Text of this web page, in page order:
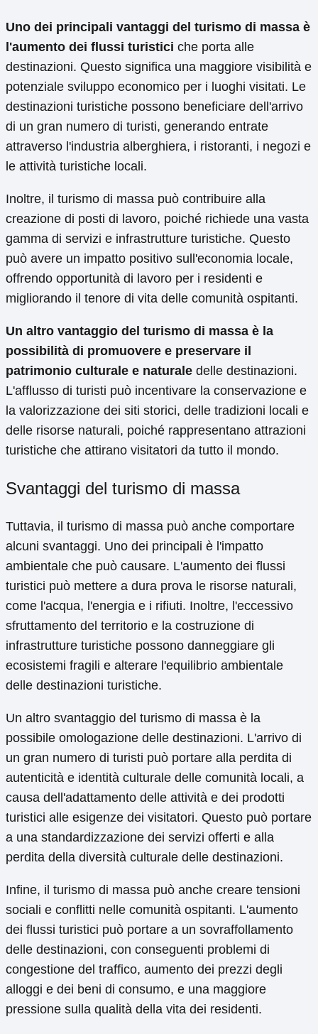
Uno dei principali vantaggi del turismo di massa è
l'aumento dei flussi turistici che porta alle
destinazioni. Questo significa una maggiore visibilità e
potenziale sviluppo economico per i luoghi visitati. Le
destinazioni turistiche possono beneficiare dell'arrivo
di un gran numero di turisti, generando entrate
attraverso l'industria alberghiera, i ristoranti, i negozi e
le attività turistiche locali.
Inoltre, il turismo di massa può contribuire alla
creazione di posti di lavoro, poiché richiede una vasta
gamma di servizi e infrastrutture turistiche. Questo
può avere un impatto positivo sull'economia locale,
offrendo opportunità di lavoro per i residenti e
migliorando il tenore di vita delle comunità ospitanti.
Un altro vantaggio del turismo di massa è la
possibilità di promuovere e preservare il
patrimonio culturale e naturale delle destinazioni.
L'afflusso di turisti può incentivare la conservazione e
la valorizzazione dei siti storici, delle tradizioni locali e
delle risorse naturali, poiché rappresentano attrazioni
turistiche che attirano visitatori da tutto il mondo.
Svantaggi del turismo di massa
Tuttavia, il turismo di massa può anche comportare
alcuni svantaggi. Uno dei principali è l'impatto
ambientale che può causare. L'aumento dei flussi
turistici può mettere a dura prova le risorse naturali,
come l'acqua, l'energia e i rifiuti. Inoltre, l'eccessivo
sfruttamento del territorio e la costruzione di
infrastrutture turistiche possono danneggiare gli
ecosistemi fragili e alterare l'equilibrio ambientale
delle destinazioni turistiche.
Un altro svantaggio del turismo di massa è la
possibile omologazione delle destinazioni. L'arrivo di
un gran numero di turisti può portare alla perdita di
autenticità e identità culturale delle comunità locali, a
causa dell'adattamento delle attività e dei prodotti
turistici alle esigenze dei visitatori. Questo può portare
a una standardizzazione dei servizi offerti e alla
perdita della diversità culturale delle destinazioni.
Infine, il turismo di massa può anche creare tensioni
sociali e conflitti nelle comunità ospitanti. L'aumento
dei flussi turistici può portare a un sovraffollamento
delle destinazioni, con conseguenti problemi di
congestione del traffico, aumento dei prezzi degli
alloggi e dei beni di consumo, e una maggiore
pressione sulla qualità della vita dei residenti.